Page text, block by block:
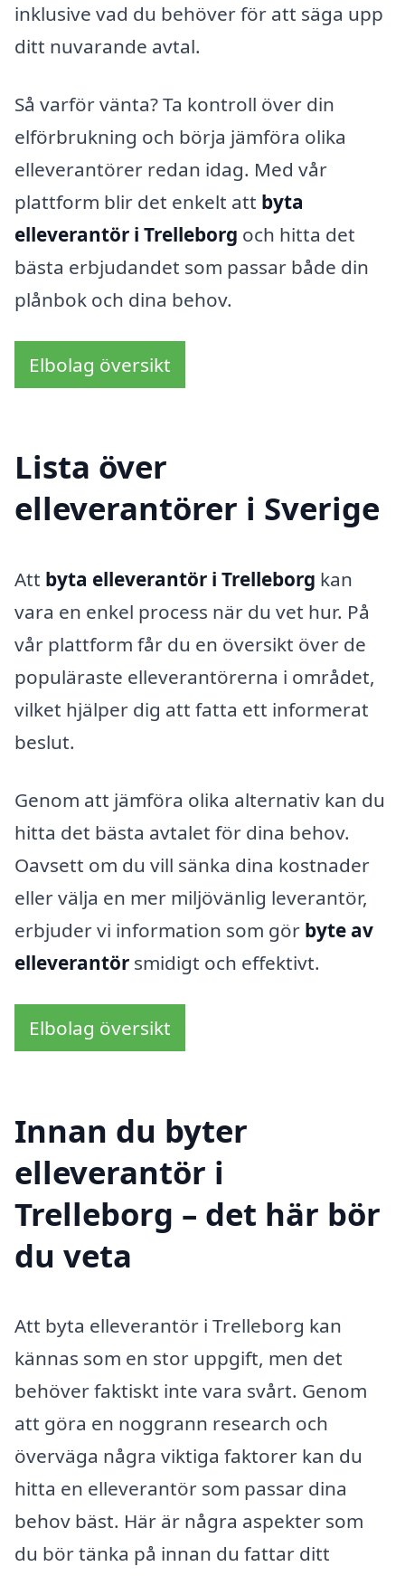
inklusive vad du behöver för att säga upp
ditt nuvarande avtal.
Så varför vänta? Ta kontroll över din
elförbrukning och börja jämföra olika
elleverantörer redan idag. Med vår
plattform blir det enkelt att byta
elleverantör i Trelleborg och hitta det
bästa erbjudandet som passar både din
plånbok och dina behov.
Elbolag översikt
Lista över
elleverantörer i Sverige
Att byta elleverantör i Trelleborg kan
vara en enkel process när du vet hur. På
vår plattform får du en översikt över de
populäraste elleverantörerna i området,
vilket hjälper dig att fatta ett informerat
beslut.
Genom att jämföra olika alternativ kan du
hitta det bästa avtalet för dina behov.
Oavsett om du vill sänka dina kostnader
eller välja en mer miljövänlig leverantör,
erbjuder vi information som gör byte av
elleverantör smidigt och effektivt.
Elbolag översikt
Innan du byter
elleverantör i
Trelleborg – det här bör
du veta
Att byta elleverantör i Trelleborg kan
kännas som en stor uppgift, men det
behöver faktiskt inte vara svårt. Genom
att göra en noggrann research och
överväga några viktiga faktorer kan du
hitta en elleverantör som passar dina
behov bäst. Här är några aspekter som
du bör tänka på innan du fattar ditt